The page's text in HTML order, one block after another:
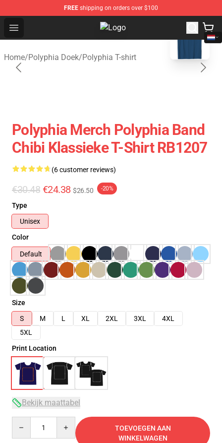
FREE shipping on orders over $100
Open menu Polyphia Shop - Official Polyphia
Home/Polyphia Doek/Polyphia T-shirt
blank template
Polyphia Merch Polyphia Band
Chibi Klassieke T-Shirt RB1207
(6 customer reviews)
€30.48 €24.38 $26.50 -20%
Type
Unisex
Color
Default
Size
S
M L XL 2XL 3XL
4XL
5XL
Print Location
Bekijk maattabel
TOEVOEGEN AAN
WINKELWAGEN